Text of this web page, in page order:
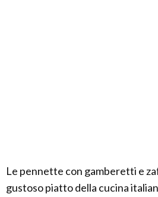
Le pennette con gamberetti e
gustoso piatto della cucina